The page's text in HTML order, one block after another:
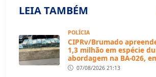
LEIA TAMBÉM
POLÍCIA
CIPRv/Brumado
1,3 milhão em espécie
abordagem na BA-026,
07/08/2026 21:13